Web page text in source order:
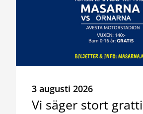
3 augusti 2026
Vi säger stort